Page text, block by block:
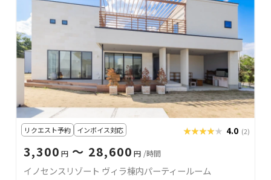
リクエスト予約 インボイス対応 ★★★★★
★★★★★ 4.0 (2)
3,300 円 〜 28,600 円 /時間
イノセンスリゾート ヴィラ棟内パーティールーム